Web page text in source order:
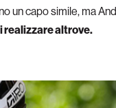
un capo simile, ma
realizzare altrove.